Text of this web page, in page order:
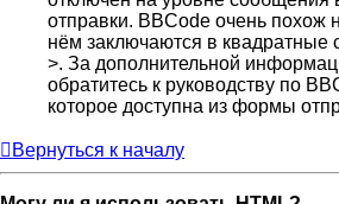
отправки. BBCode очень похож
нём заключаются в квадратные
>. За дополнительной
обратитесь к руководству по
которое доступна из формы
Вернуться к началу